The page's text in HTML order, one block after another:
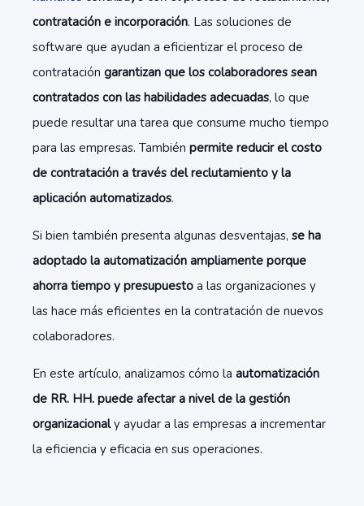
contratación e incorporación. Las soluciones de
software que ayudan a eficientizar el proceso de
contratación garantizan que los colaboradores sean
contratados con las habilidades adecuadas, lo que
puede resultar una tarea que consume mucho tiempo
para las empresas. También permite reducir el costo
de contratación a través del reclutamiento y la
aplicación automatizados.
Si bien también presenta algunas desventajas, se ha
adoptado la automatización ampliamente porque
ahorra tiempo y presupuesto a las organizaciones y
las hace más eficientes en la contratación de nuevos
colaboradores.
En este artículo, analizamos cómo la automatización
de RR. HH. puede afectar a nivel de la gestión
organizacionaly ayudar a las empresas a incrementar
la eficiencia y eficacia en sus operaciones.